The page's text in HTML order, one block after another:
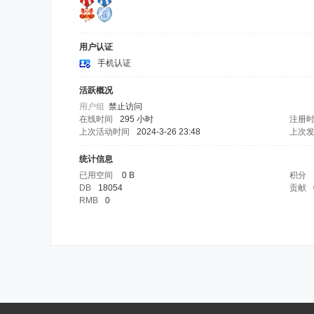
用户认证
手机认证
活跃概况
用户组 禁止访问
在线时间
295 小时
注册
上次活动时间
2024-3-26 23:48 上次
统计信息
已用空间
0 B 积分
DB
18054 贡献
RMB
0